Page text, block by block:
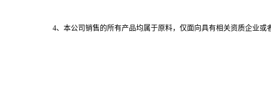
4、本公司销售的所有产品均属于原料，仅面向具有相关资质企业